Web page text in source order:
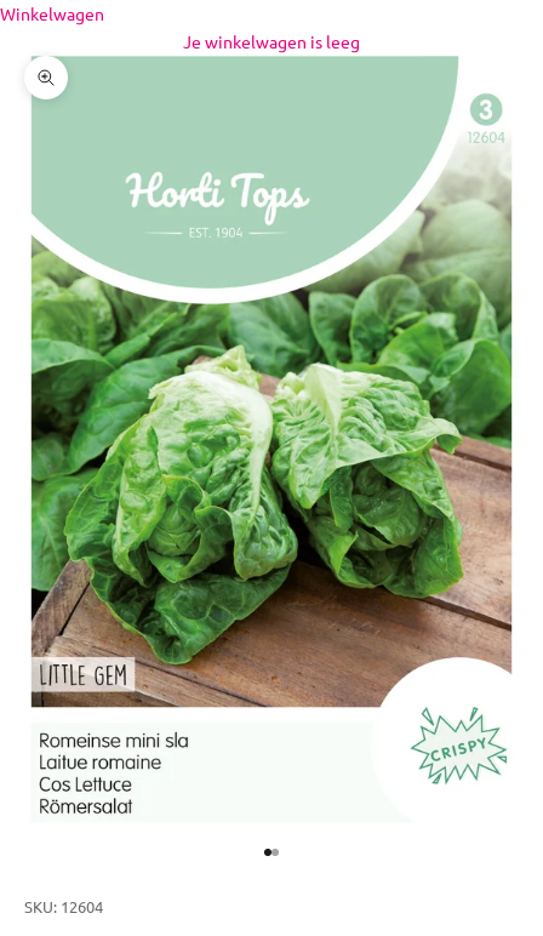
Naar inhoud
Winkelwagen
Je winkelwagen is leeg
In-/uitzoomen
Naar artikel 1
Naar artikel 2
SKU: 12604